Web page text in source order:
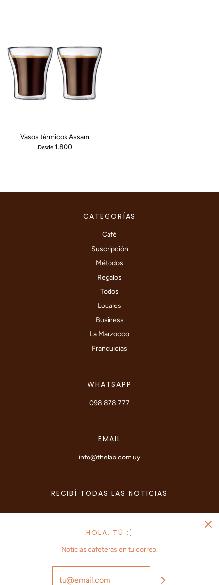
Vasos térmicos Assam
Desde 1.800
CATEGORÍAS
Café
Suscripción
Métodos
Regalos
Todos
Locales
Business
La Marzocco
Franquicias
WHATSAPP
098 878 777
EMAIL
info@thelab.com.uy
RECIBÍ TODAS LAS NOTICIAS
© 2026 The Lab Coffee Roasters
HOLA, TÚ ;)
Noticias cafeteras en tu correo.